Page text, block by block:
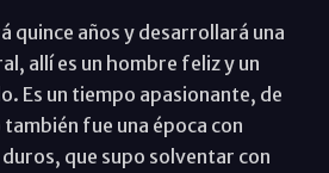
quince años y desarrollará una
allí es un hombre feliz y un
Es un tiempo apasionante, de
fue una época con
que supo solventar con